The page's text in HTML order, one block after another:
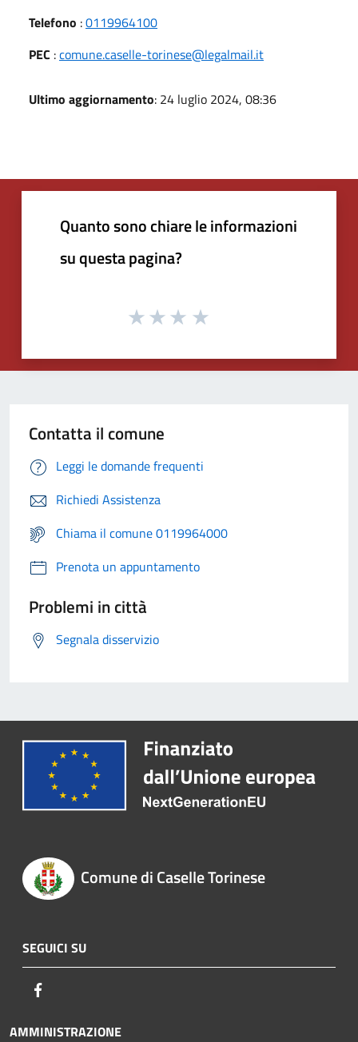
Telefono :0119964100
PEC :comune.caselle-torinese@legalmail.it
Ultimo aggiornamento: 24 luglio 2024, 08:36
Quanto sono chiare le informazioni
su questa pagina?
Contatta il comune
Leggi le domande frequenti
Richiedi Assistenza
Chiama il comune 0119964000
Prenota un appuntamento
Problemi in città
Segnala disservizio
Comune di Caselle Torinese
SEGUICI SU
AMMINISTRAZIONE